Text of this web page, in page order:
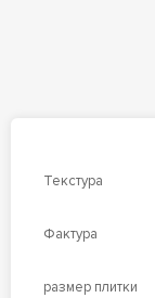
Текстура
Фактура
размер плитки